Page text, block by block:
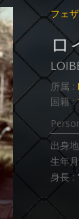
フェ
ロ
所属 :
国籍 :
出身
生年
身長 :